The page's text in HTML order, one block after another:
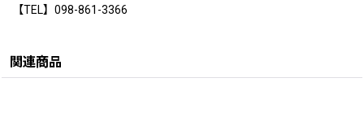
【TEL】098-861-3366
関連商品